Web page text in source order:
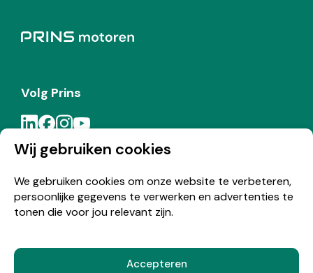
Wij gebruiken cookies
We gebruiken cookies om onze website te verbeteren,
persoonlijke gegevens te verwerken en advertenties te
tonen die voor jou relevant zijn.
Accepteren
Volg Prins
Meld je aan voor de Prins nieuwsbrief